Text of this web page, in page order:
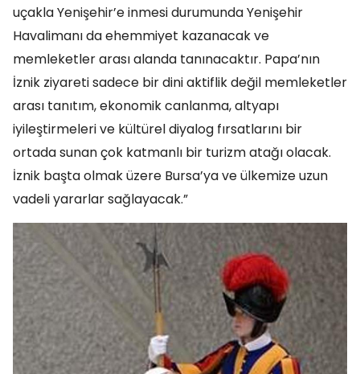
uçakla Yenişehir’e inmesi durumunda Yenişehir
Havalimanı da ehemmiyet kazanacak ve
memleketler arası alanda tanınacaktır. Papa’nın
İznik ziyareti sadece bir dini aktiflik değil memleketler
arası tanıtım, ekonomik canlanma, altyapı
iyileştirmeleri ve kültürel diyalog fırsatlarını bir
ortada sunan çok katmanlı bir turizm atağı olacak.
İznik başta olmak üzere Bursa’ya ve ülkemize uzun
vadeli yararlar sağlayacak.”